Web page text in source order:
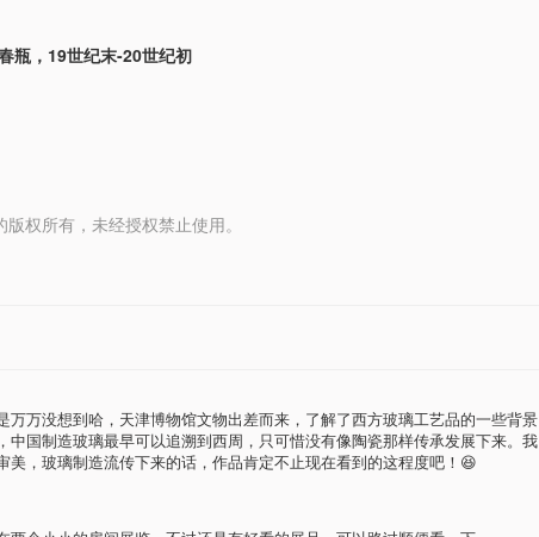
瓶，19世纪末-20世纪初
权所有，未经授权禁止使用。
万万没想到哈，天津博物馆文物出差而来，了解了西方玻璃工艺品的一些背景
中国制造玻璃最早可以追溯到西周，只可惜没有像陶瓷那样传承发展下来。我
美，玻璃制造流传下来的话，作品肯定不止现在看到的这程度吧！😆